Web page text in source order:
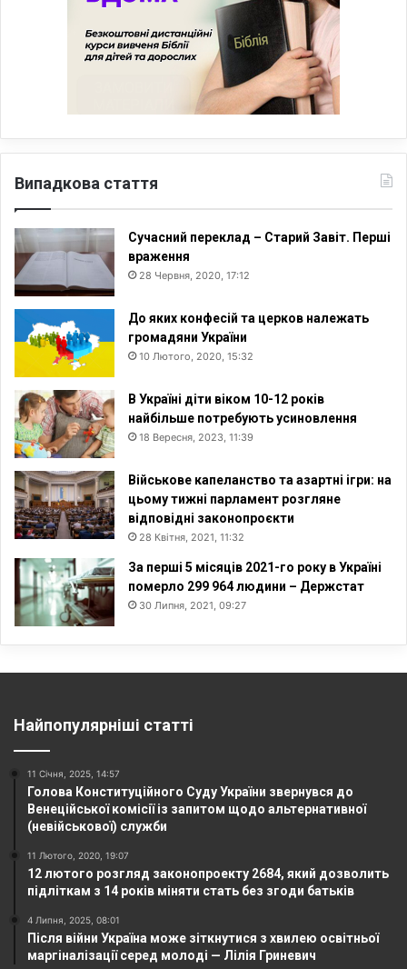
Випадкова стаття
Сучасний переклад – Старий Завіт. Перші
враження
28 Червня, 2020, 17:12
До яких конфесій та церков належать
громадяни України
10 Лютого, 2020, 15:32
В Україні діти віком 10-12 років
найбільше потребують усиновлення
18 Вересня, 2023, 11:39
Військове капеланство та азартні ігри: на
цьому тижні парламент розгляне
відповідні законопроєкти
28 Квітня, 2021, 11:32
За перші 5 місяців 2021-го року в Україні
померло 299 964 людини – Держстат
30 Липня, 2021, 09:27
Найпопулярніші статті
11 Січня, 2025, 14:57
Голова Конституційного Суду України звернувся до
Венеційської комісії із запитом щодо альтернативної
(невійськової) служби
11 Лютого, 2020, 19:07
12 лютого розгляд законопроекту 2684, який дозволить
підліткам з 14 років міняти стать без згоди батьків
4 Липня, 2025, 08:01
Після війни Україна може зіткнутися з хвилею освітньої
маргіналізації серед молоді — Лілія Гриневич